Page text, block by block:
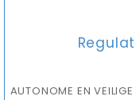
AUTONOME EN